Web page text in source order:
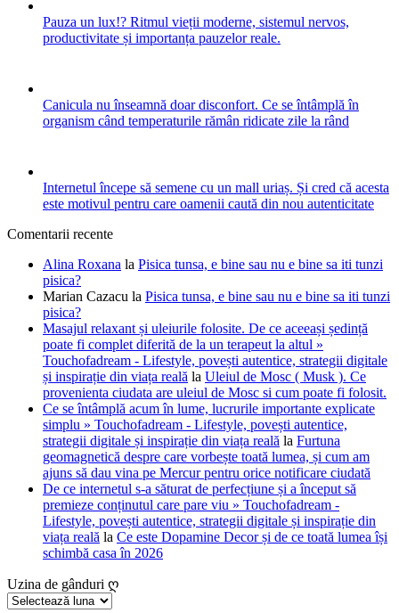
Pauza un lux!? Ritmul vieții moderne, sistemul nervos,
productivitate și importanța pauzelor reale.
Canicula nu înseamnă doar disconfort. Ce se întâmplă în
organism când temperaturile rămân ridicate zile la rând
Internetul începe să semene cu un mall uriaș. Și cred că acesta
este motivul pentru care oamenii caută din nou autenticitate
Comentarii recente
Alina Roxana la Pisica tunsa, e bine sau nu e bine sa iti tunzi
pisica?
Marian Cazacu la Pisica tunsa, e bine sau nu e bine sa iti tunzi
pisica?
Masajul relaxant și uleiurile folosite. De ce aceeași ședință
poate fi complet diferită de la un terapeut la altul »
Touchofadream - Lifestyle, povești autentice, strategii digitale
și inspirație din viața reală la Uleiul de Mosc ( Musk ). Ce
provenienta ciudata are uleiul de Mosc si cum poate fi folosit.
Ce se întâmplă acum în lume, lucrurile importante explicate
simplu » Touchofadream - Lifestyle, povești autentice,
strategii digitale și inspirație din viața reală la Furtuna
geomagnetică despre care vorbește toată lumea, și cum am
ajuns să dau vina pe Mercur pentru orice notificare ciudată
De ce internetul s-a săturat de perfecțiune și a început să
premieze conținutul care pare viu » Touchofadream -
Lifestyle, povești autentice, strategii digitale și inspirație din
viața reală la Ce este Dopamine Decor și de ce toată lumea își
schimbă casa în 2026
Uzina de gânduri ღ
Uzina